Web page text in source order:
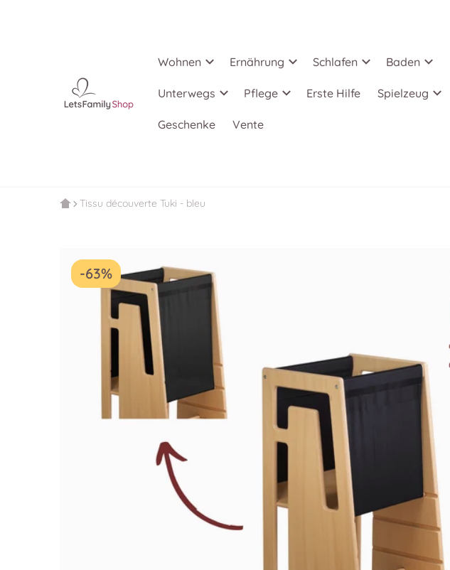
Wohnen Ernährung Schlafen Baden
Unterwegs Pflege Erste Hilfe Spielzeug
Geschenke
Vente
Tissu découverte Tuki - bleu
-63%
Ouvrir le média 1 en vue galerie